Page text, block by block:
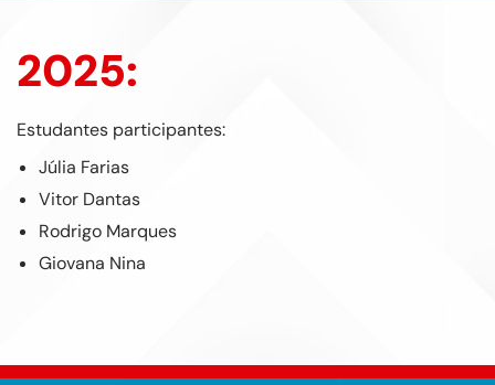
2025:
Estudantes participantes:
Júlia Farias
Vitor Dantas
Rodrigo Marques
Giovana Nina